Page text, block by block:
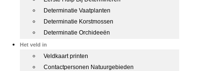
Determinatie Vaatplanten
Determinatie Korstmossen
Determinatie Orchideeën
Het veld in
Veldkaart printen
Contactpersonen Natuurgebieden